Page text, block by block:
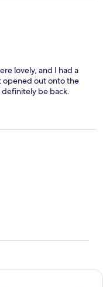
lovely, and I had a
opened out onto the
definitely be back.